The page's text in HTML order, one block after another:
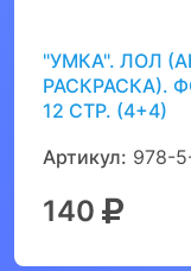
"УМКА". ЛОЛ
РАСКРАСКА).
12 СТР. (4+4)
Артикул: 978-
140